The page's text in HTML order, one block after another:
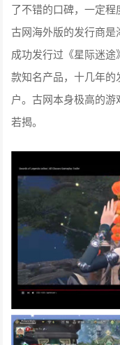
了不错的口碑，一定程
古网海外版的发行商
成功发行过《星际迷
款知名产品，十几年
户。古网本身极高的
若揭。